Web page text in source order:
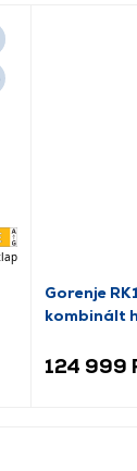
Gorenje
kombinált
124 999